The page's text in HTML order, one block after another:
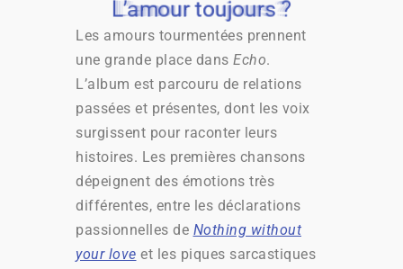
L’amour toujours ?
L’amour toujours ?
L’amour toujours ?
L’amour toujours ?
Les amours tourmentées prennent
une grande place dans Echo.
L’album est parcouru de relations
passées et présentes, dont les voix
surgissent pour raconter leurs
histoires. Les premières chansons
dépeignent des émotions très
différentes, entre les déclarations
passionnelles de Nothing without
your love et les piques sarcastiques